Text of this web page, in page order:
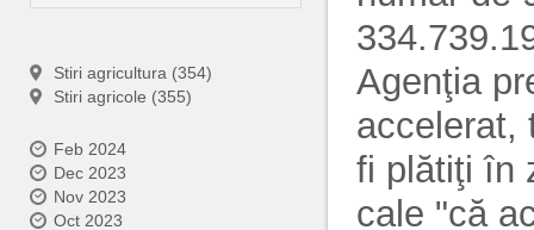
Stiri agricultura (354)
Stiri agricole (355)
Feb 2024
Dec 2023
Nov 2023
Oct 2023
Agenţia
accelerat,
fi plătiţi în
cale "că